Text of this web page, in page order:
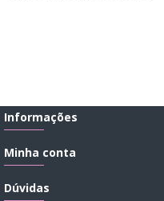
Informações
Minha conta
Dúvidas